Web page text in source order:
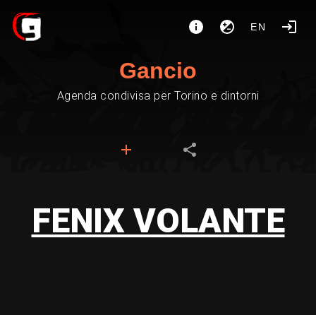
EN
Gancio
Agenda condivisa per Torino e dintorni
FENIX VOLANTE